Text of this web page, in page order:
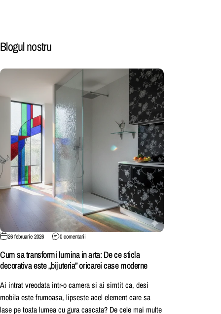
Blogulnostru
26 februarie 2026 0 comentarii
Cum sa transformi lumina in arta: De ce sticla
decorativa este „bijuteria” oricarei case moderne
Ai intrat vreodata intr-o camera si ai simtit ca, desi
mobila este frumoasa, lipseste acel element care sa
lase pe toata lumea cu gura cascata? De cele mai multe